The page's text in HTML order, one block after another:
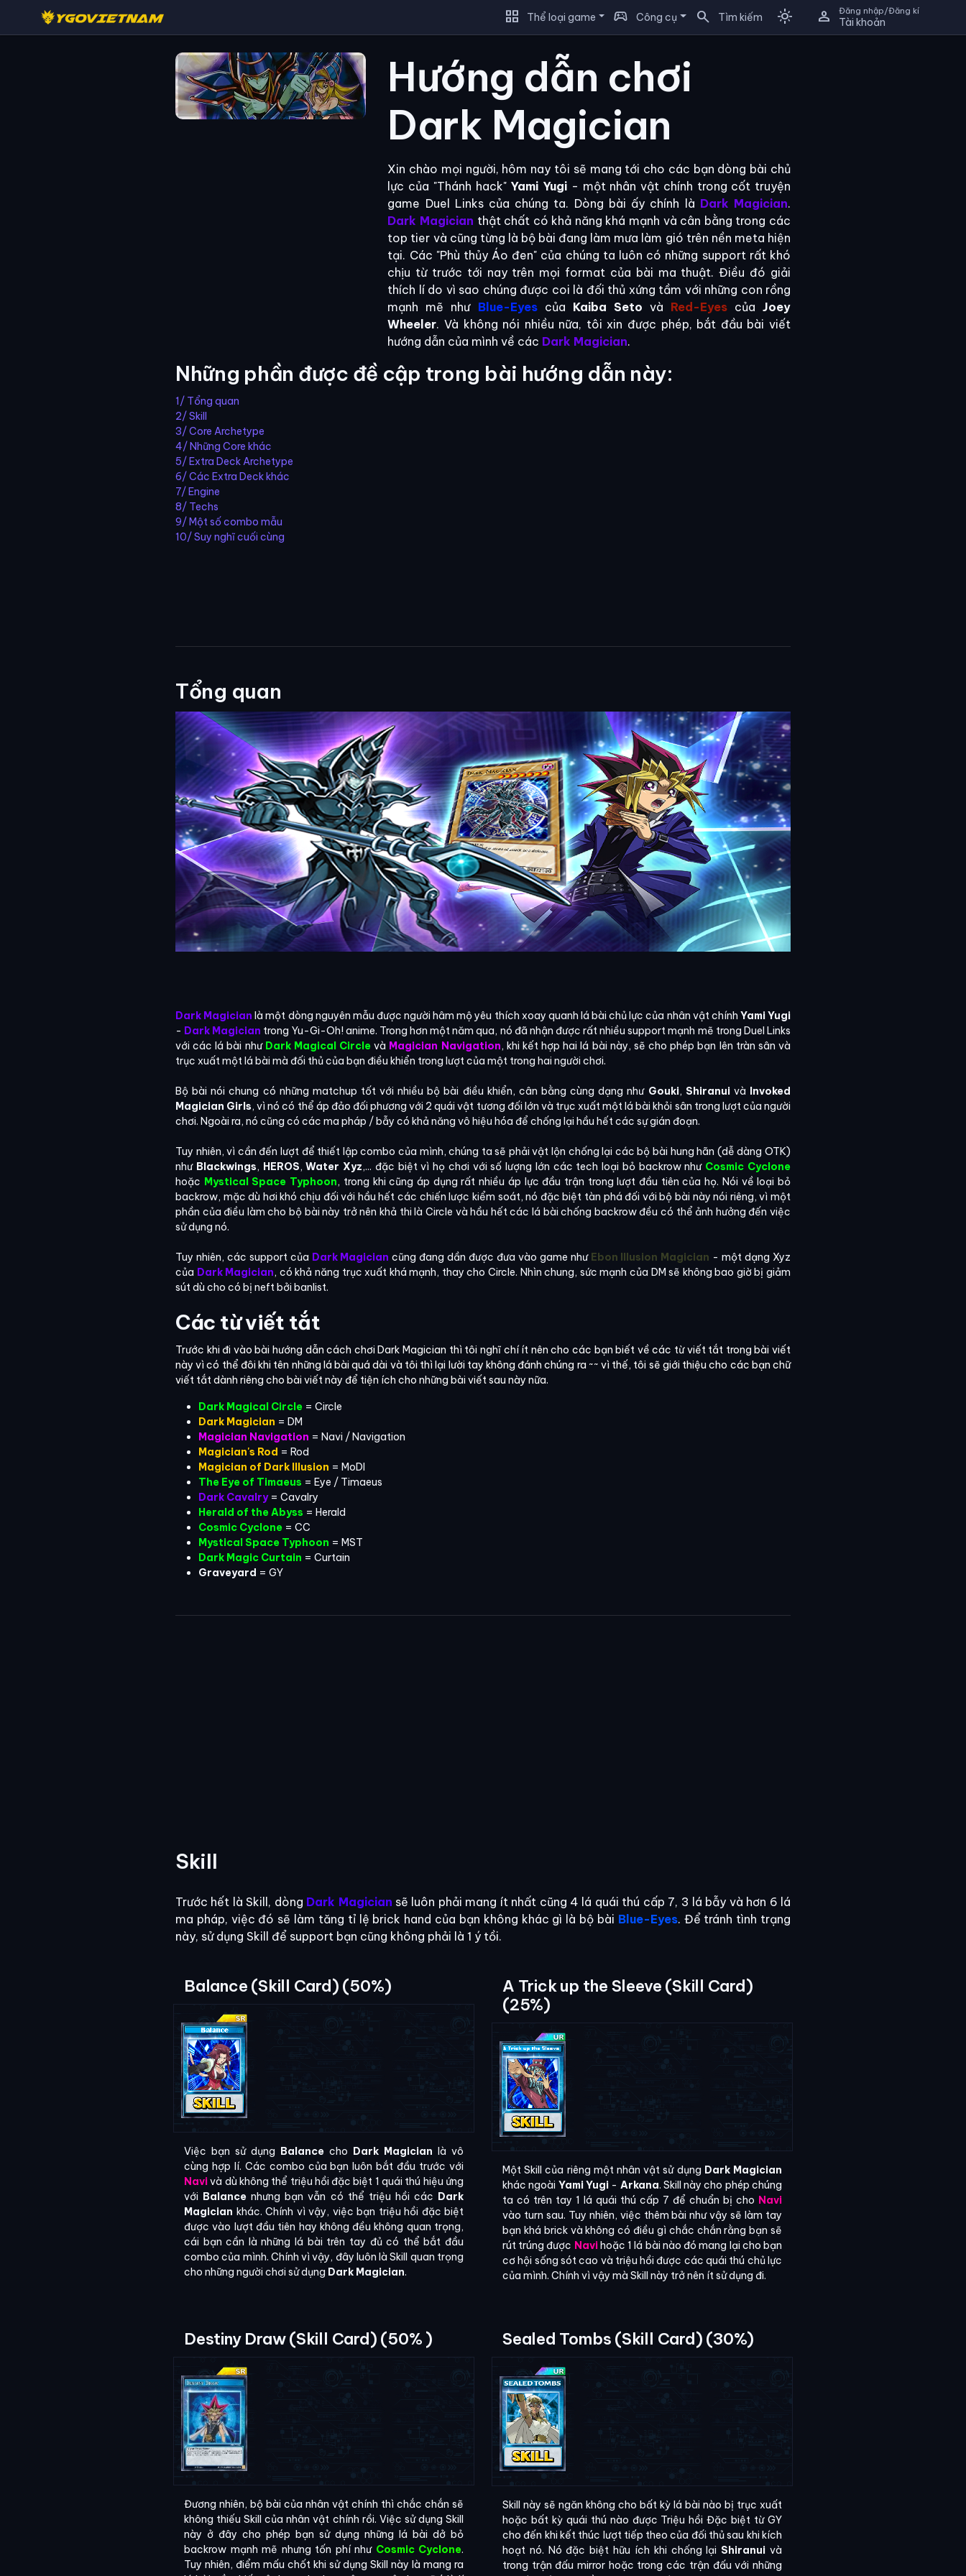
grid_view Thể loại game sports_esports Công cụ search Tìm kiếm light_mode person Đăng nhập/Đăng kí
Tài khoản
Hướng dẫn chơi
Dark Magician
Xin chào mọi người, hôm nay tôi sẽ mang tới cho các bạn dòng bài chủ
lực của "Thánh hack" Yami Yugi - một nhân vật chính trong cốt truyện
game Duel Links của chúng ta. Dòng bài ấy chính là Dark Magician.
Dark Magician thật chất có khả năng khá mạnh và cân bằng trong các
top tier và cũng từng là bộ bài đang làm mưa làm gió trên nền meta hiện
tại. Các "Phù thủy Áo đen" của chúng ta luôn có những support rất khó
chịu từ trước tới nay trên mọi format của bài ma thuật. Điều đó giải
thích lí do vì sao chúng được coi là đối thủ xứng tầm với những con rồng
mạnh mẽ như Blue-Eyescủa Kaiba Seto và Red-EyescủaJoey
Wheeler. Và không nói nhiều nữa, tôi xin được phép, bắt đầu bài viết
hướng dẫn của mình về các Dark Magician.
Những phần được đề cập trong bài hướng dẫn này:
1/ Tổng quan
2/ Skill
3/ Core Archetype
4/ Những Core khác
5/ Extra Deck Archetype
6/ Các Extra Deck khác
7/ Engine
8/ Techs
9/ Một số combo mẫu
10/ Suy nghĩ cuối cùng
Tổng quan
Dark Magician là một dòng nguyên mẫu được người hâm mộ yêu thích xoay quanh lá bài chủ lực của nhân vật chính Yami Yugi
- Dark Magician trong Yu-Gi-Oh! anime. Trong hơn một năm qua, nó đã nhận được rất nhiều support mạnh mẽ trong Duel Links
với các lá bài như Dark Magical Circle và Magician Navigation, khi kết hợp hai lá bài này, sẽ cho phép bạn lên tràn sân và
trục xuất một lá bài mà đối thủ của bạn điều khiển trong lượt của một trong hai người chơi.
Bộ bài nói chung có những matchup tốt với nhiều bộ bài điều khiển, cân bằng cùng dạng như Gouki, Shiranuivà Invoked
Magician Girls, vì nó có thể áp đảo đối phương với 2 quái vật tương đối lớn và trục xuất một lá bài khỏi sân trong lượt của người
chơi. Ngoài ra, nó cũng có các ma pháp / bẫy có khả năng vô hiệu hóa để chống lại hầu hết các sự gián đoạn.
Tuy nhiên, vì cần đến lượt để thiết lập combo của mình, chúng ta sẽ phải vật lộn chống lại các bộ bài hung hãn (dễ dàng OTK)
như Blackwings, HEROS,Water Xyz,... đặc biệt vì họ chơi với số lượng lớn các tech loại bỏ backrow như Cosmic Cyclone
hoặc Mystical Space Typhoon, trong khi cũng áp dụng rất nhiều áp lực đầu trận trong lượt đầu tiên của họ. Nói về loại bỏ
backrow, mặc dù hơi khó chịu đối với hầu hết các chiến lược kiểm soát, nó đặc biệt tàn phá đối với bộ bài này nói riêng, vì một
phần của điều làm cho bộ bài này trở nên khả thi là Circle và hầu hết các lá bài chống backrow đều có thể ảnh hưởng đến việc
sử dụng nó.
Tuy nhiên, các support của Dark Magician cũng đang dần được đưa vào game như Ebon Illusion Magician - một dạng Xyz
của Dark Magician, có khả năng trục xuất khá mạnh, thay cho Circle. Nhìn chung, sức mạnh của DM sẽ không bao giờ bị giảm
sút dù cho có bị neft bởi banlist.
Các từ viết tắt
Trước khi đi vào bài hướng dẫn cách chơi Dark Magician thì tôi nghĩ chí ít nên cho các bạn biết về các từ viết tắt trong bài viết
này vì có thể đôi khi tên những lá bài quá dài và tôi thì lại lười tay không đánh chúng ra ~~ vì thế, tôi sẽ giới thiệu cho các bạn chữ
viết tắt dành riêng cho bài viết này để tiện ích cho những bài viết sau này nữa.
Dark Magical Circle = Circle
Dark Magician = DM
Magician Navigation = Navi / Navigation
Magician's Rod = Rod
Magician of Dark Illusion = MoDI
The Eye of Timaeus = Eye / Timaeus
Dark Cavalry = Cavalry
Herald of the Abyss = Herald
Cosmic Cyclone = CC
Mystical Space Typhoon = MST
Dark Magic Curtain = Curtain
Graveyard = GY
Skill
Trước hết là Skill, dòng Dark Magician sẽ luôn phải mang ít nhất cũng 4 lá quái thú cấp 7, 3 lá bẫy và hơn 6 lá
ma pháp, việc đó sẽ làm tăng tỉ lệ brick hand của bạn không khác gì là bộ bài Blue-Eyes. Để tránh tình trạng
này, sử dụng Skill để support bạn cũng không phải là 1 ý tồi.
Balance (Skill Card) (50%)
Việc bạn sử dụng Balance cho Dark Magician là vô
cùng hợp lí. Các combo của bạn luôn bắt đầu trước với
Navivà dù không thể triệu hồi đặc biệt 1 quái thú hiệu ứng
với Balance nhưng bạn vẫn có thể triệu hồi các Dark
Magician khác. Chính vì vậy, việc bạn triệu hồi đặc biệt
được vào lượt đầu tiên hay không đều không quan trọng,
cái bạn cần là những lá bài trên tay đủ có thể bắt đầu
combo của mình. Chính vì vậy, đây luôn là Skill quan trọng
cho những người chơi sử dụng Dark Magician.
A Trick up the Sleeve (Skill Card)
(25%)
Một Skill của riêng một nhân vật sử dụng Dark Magician
khác ngoài Yami Yugi- Arkana. Skill này cho phép chúng
ta có trên tay 1 lá quái thú cấp 7 để chuẩn bị cho Navi
vào turn sau. Tuy nhiên, việc thêm bài như vậy sẽ làm tay
bạn khá brick và không có điều gì chắc chắn rằng bạn sẽ
rút trúng được Navihoặc 1 lá bài nào đó mang lại cho bạn
cơ hội sống sót cao và triệu hồi được các quái thú chủ lực
của mình. Chính vì vậy mà Skill này trở nên ít sử dụng đi.
Destiny Draw (Skill Card) (50% )
Đương nhiên, bộ bài của nhân vật chính thì chắc chắn sẽ
không thiếu Skill của nhân vật chính rồi. Việc sử dụng Skill
này ở đây cho phép bạn sử dụng những lá bài dở bỏ
backrow mạnh mẽ nhưng tốn phí như Cosmic Cyclone.
Tuy nhiên, điểm mấu chốt khi sử dụng Skill này là mang ra
Sealed Tombs (Skill Card) (30%)
Skill này sẽ ngăn không cho bất kỳ lá bài nào bị trục xuất
hoặc bất kỳ quái thú nào được Triệu hồi Đặc biệt từ GY
cho đến khi kết thúc lượt tiếp theo của đối thủ sau khi kích
hoạt nó. Nó đặc biệt hữu ích khi chống lại Shiranuivà
trong trận đấu mirror hoặc trong các trận đấu với những